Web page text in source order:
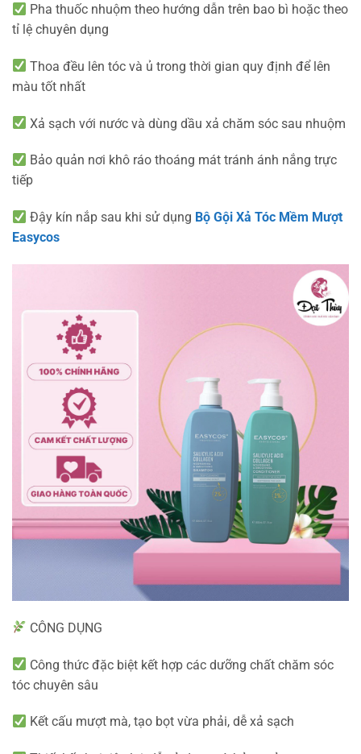
Pha thuốc nhuộm theo hướng dẫn trên bao bì hoặc theo
tỉ lệ chuyên dụng
Thoa đều lên tóc và ủ trong thời gian quy định để lên
màu tốt nhất
Xả sạch với nước và dùng dầu xả chăm sóc sau nhuộm
Bảo quản nơi khô ráo thoáng mát tránh ánh nắng trực
tiếp
Đậy kín nắp sau khi sử dụng Bộ Gội Xả Tóc Mềm Mượt
Easycos
CÔNG DỤNG
Công thức đặc biệt kết hợp các dưỡng chất chăm sóc
tóc chuyên sâu
Kết cấu mượt mà, tạo bọt vừa phải, dễ xả sạch